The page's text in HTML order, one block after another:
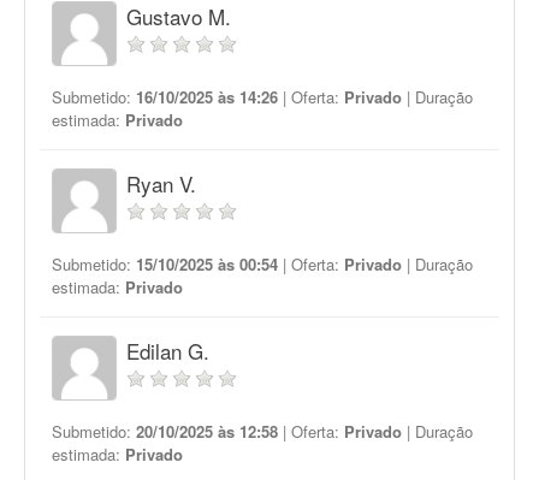
Gustavo M.
Submetido: 16/10/2025 às 14:26 | Oferta: Privado | Duração
estimada: Privado
Ryan V.
Submetido: 15/10/2025 às 00:54 | Oferta: Privado | Duração
estimada: Privado
Edilan G.
Submetido: 20/10/2025 às 12:58 | Oferta: Privado | Duração
estimada: Privado